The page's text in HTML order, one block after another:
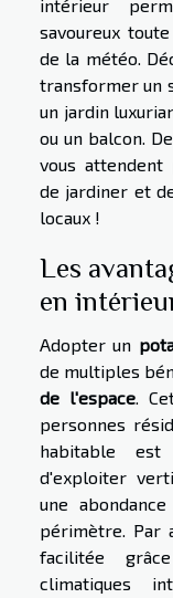
intérieur
savoureux
de la météo.
transformer un
un jardin
ou un balcon.
vous
de jardiner et
locaux !
Les
en
Adopter un
de multiples
de l'espace.
personnes
habitable
d'exploiter
une
périmètre. Par
facilitée
climatiques